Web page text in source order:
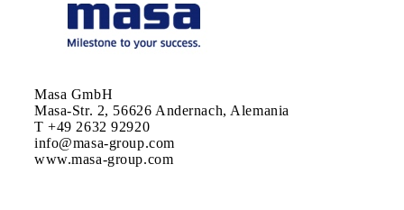
Masa GmbH
Masa-Str. 2, 56626 Andernach, Alemania
T +49 2632 92920
info@masa-group.com
www.masa-group.com